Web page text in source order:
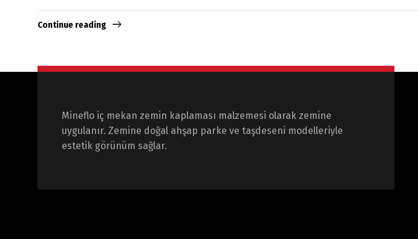
Continue reading
Mineflo iç mekan zemin kaplaması malzemesi olarak zemine
uygulanır. Zemine doğal ahşap parke ve taşdeseni modelleriyle
estetik görünüm sağlar.